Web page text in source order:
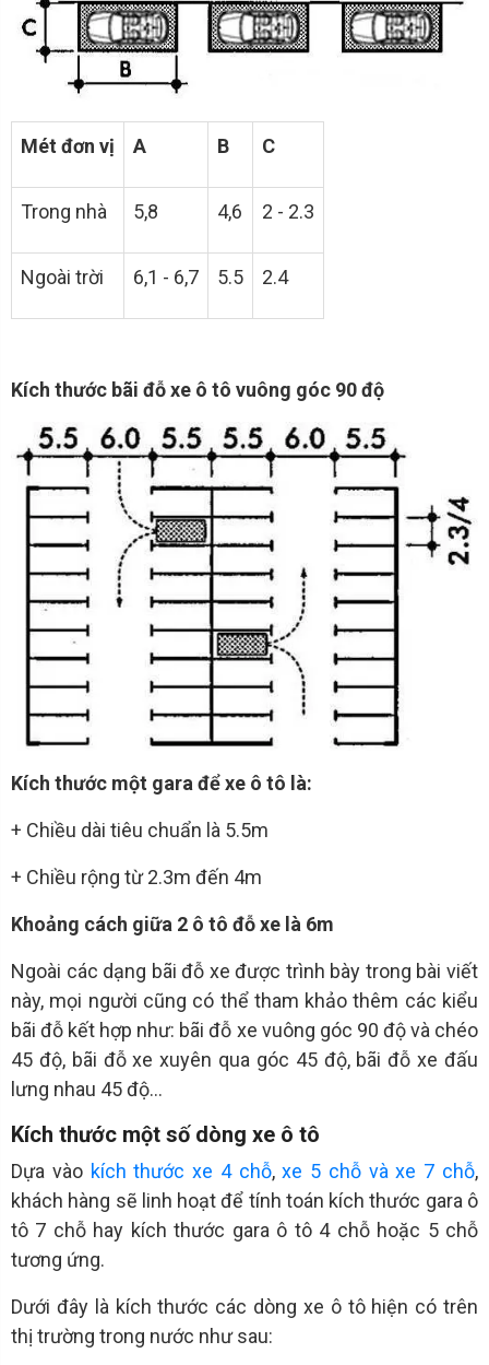
Mét đơn vị A B C
Trong nhà 5,8 4,6 2 - 2.3
Ngoài trời 6,1 - 6,7 5.5 2.4
Kích thước bãi đỗ xe ô tô vuông góc 90 độ
Kích thước một gara để xe ô tô là:
+ Chiều dài tiêu chuẩn là 5.5m
+ Chiều rộng từ 2.3m đến 4m
Khoảng cách giữa 2 ô tô đỗ xe là 6m
Ngoài các dạng bãi đỗ xe được trình bày trong bài viết
này, mọi người cũng có thể tham khảo thêm các kiểu
bãi đỗ kết hợp như: bãi đỗ xe vuông góc 90 độ và chéo
45 độ, bãi đỗ xe xuyên qua góc 45 độ, bãi đỗ xe đấu
lưng nhau 45 độ…
Kích thước một số dòng xe ô tô
Dựa vào kích thước xe 4 chỗ,xe 5 chỗ và xe 7 chỗ,
khách hàng sẽ linh hoạt để tính toán kích thước gara ô
tô 7 chỗ hay kích thước gara ô tô 4 chỗ hoặc 5 chỗ
tương ứng.
Dưới đây là kích thước các dòng xe ô tô hiện có trên
thị trường trong nước như sau: